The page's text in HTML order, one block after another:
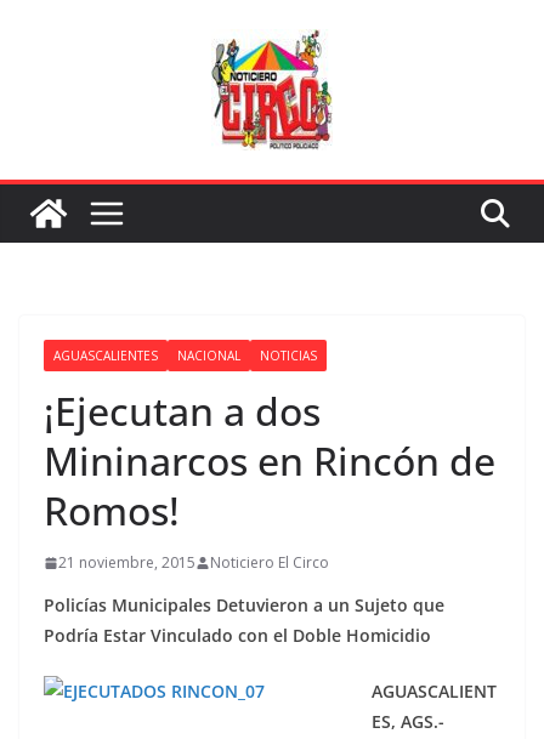
AGUASCALIENTES NACIONAL NOTICIAS
¡Ejecutan a dos
Mininarcos en Rincón de
Romos!
21 noviembre, 2015 Noticiero El Circo
Policías Municipales Detuvieron a un Sujeto que
Podría Estar Vinculado con el Doble Homicidio
AGUASCALIENT
ES, AGS.-